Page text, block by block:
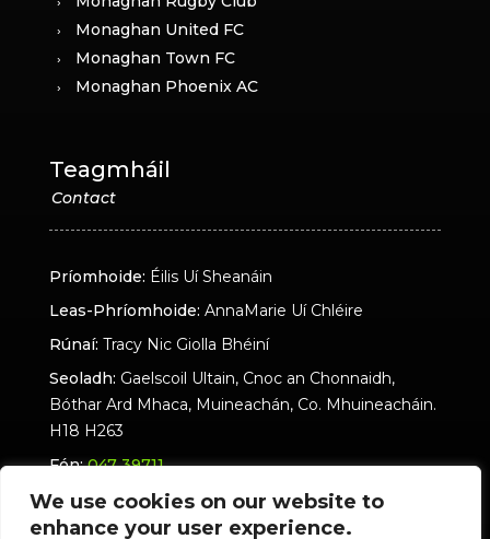
We use cookies on our website to
enhance your user experience.
Monaghan United FC
Monaghan Town FC
Monaghan Phoenix AC
Teagmháil
Príomhoide: Éilis Uí Sheanáin
Leas-Phríomhoide: AnnaMarie Uí Chléire
Rúnaí: Tracy Nic Giolla Bhéiní
Seoladh: Gaelscoil Ultain, Cnoc an Chonnaidh,
Bóthar Ard Mhaca, Muineachán, Co. Mhuineacháin.
H18 H263
Fón: 047 39711
Seoladh Ríomhphoist: eolas@ultain.ie
ultain.ie - Polasaí Príobháideachais